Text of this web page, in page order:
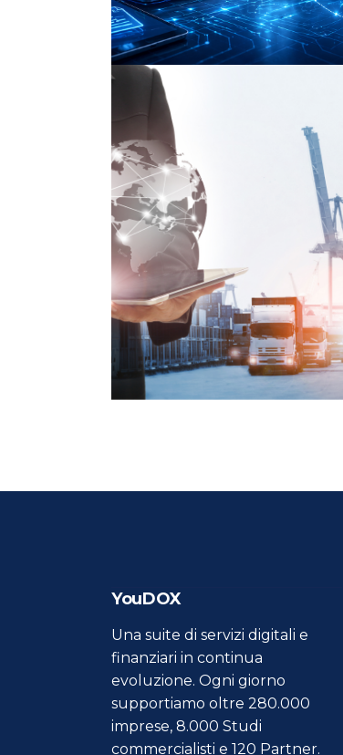
YouDOX
Una suite di servizi digitali e
finanziari in continua
evoluzione. Ogni giorno
supportiamo oltre 280.000
imprese, 8.000 Studi
commercialisti e 120 Partner.